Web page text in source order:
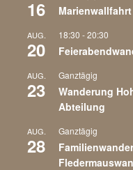
16
AUG.
20
18:30 -20:30
AUG.
23
Ganztägig
Wanderung
Abteilung
AUG.
28
Ganztägig